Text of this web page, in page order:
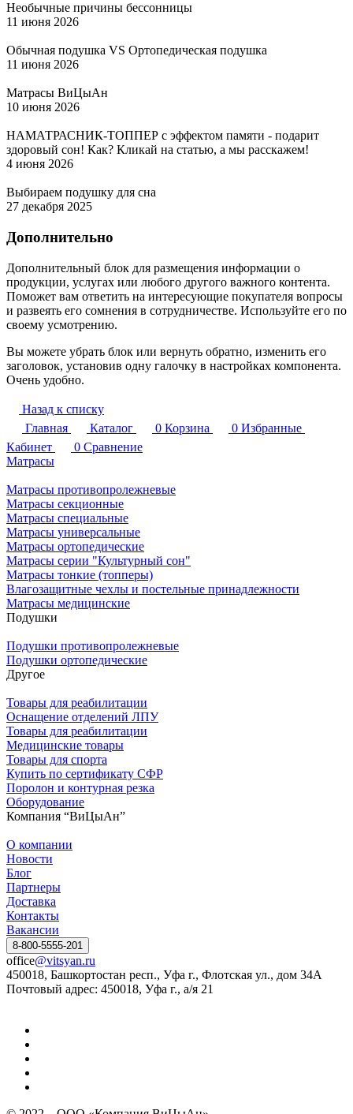
Необычные причины бессонницы
11 июня 2026
Обычная подушка VS Ортопедическая подушка
11 июня 2026
Матрасы ВиЦыАн
10 июня 2026
НАМАТРАСНИК-ТОППЕР с эффектом памяти - подарит
здоровый сон! Как? Кликай на статью, а мы расскажем!
4 июня 2026
Выбираем подушку для сна
27 декабря 2025
Дополнительно
Дополнительный блок для размещения информации о
продукции, услугах или любого другого важного контента.
Поможет вам ответить на интересующие покупателя вопросы
и развеять его сомнения в сотрудничестве. Используйте его по
своему усмотрению.
Вы можете убрать блок или вернуть обратно, изменить его
заголовок, установив одну галочку в настройках компонента.
Очень удобно.
Назад к списку
Главная
Каталог 0 Корзина 0 Избранные
Кабинет
0 Сравнение
Матрасы
Матрасы противопролежневые
Матрасы секционные
Матрасы специальные
Матрасы универсальные
Матрасы ортопедические
Матрасы серии "Культурный сон"
Матрасы тонкие (топперы)
Влагозащитные чехлы и постельные принадлежности
Матрасы медицинские
Подушки
Подушки противопролежневые
Подушки ортопедические
Другое
Товары для реабилитации
Оснащение отделений ЛПУ
Товары для реабилитации
Медицинские товары
Товары для спорта
Купить по сертификату СФР
Поролон и контурная резка
Оборудование
Компания “ВиЦыАн”
О компании
Новости
Блог
Партнеры
Доставка
Контакты
Вакансии
8-800-5555-201
office@vitsyan.ru
450018, Башкортостан респ., Уфа г., Флотская ул., дом 34А
Почтовый адрес: 450018, Уфа г., а/я 21